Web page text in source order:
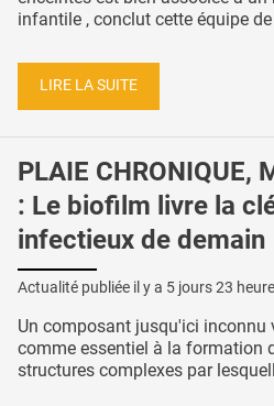
infantile , conclut cette équipe
LIRE LA SUITE
PLAIE CHRONIQUE,
: Le biofilm livre la
infectieux de demain
Actualité publiée il y a 5 jours 23
Un composant jusqu'ici inconnu
comme essentiel à la formation
structures complexes par